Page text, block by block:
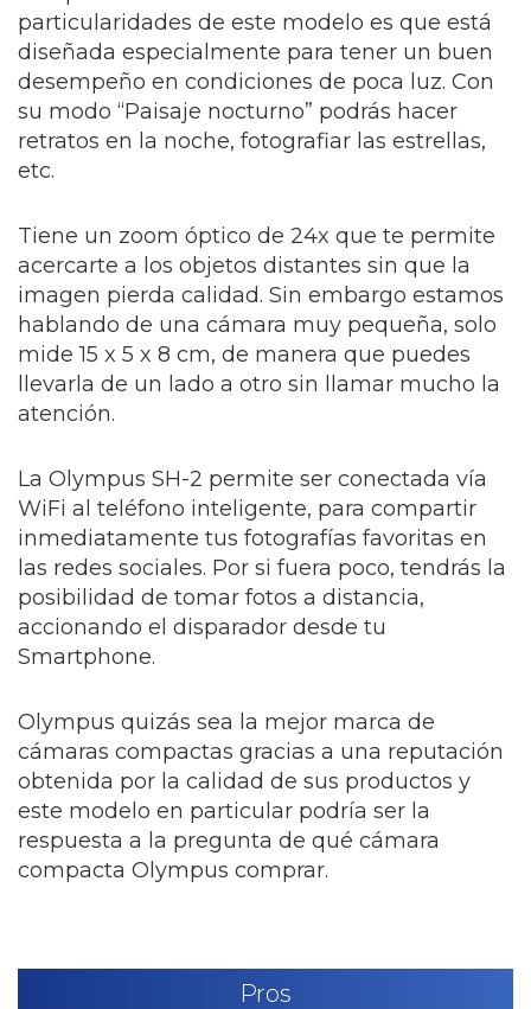
particularidades de este modelo es que está
diseñada especialmente para tener un buen
desempeño en condiciones de poca luz. Con
su modo “Paisaje nocturno” podrás hacer
retratos en la noche, fotografiar las estrellas,
etc.
Tiene un zoom óptico de 24x que te permite
acercarte a los objetos distantes sin que la
imagen pierda calidad. Sin embargo estamos
hablando de una cámara muy pequeña, solo
mide 15 x 5 x 8 cm, de manera que puedes
llevarla de un lado a otro sin llamar mucho la
atención.
La Olympus SH-2 permite ser conectada vía
WiFi al teléfono inteligente, para compartir
inmediatamente tus fotografías favoritas en
las redes sociales. Por si fuera poco, tendrás la
posibilidad de tomar fotos a distancia,
accionando el disparador desde tu
Smartphone.
Olympus quizás sea la mejor marca de
cámaras compactas gracias a una reputación
obtenida por la calidad de sus productos y
este modelo en particular podría ser la
respuesta a la pregunta de qué cámara
compacta Olympus comprar.
Pros